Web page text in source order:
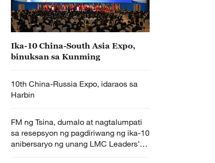
Ika-10 China-South Asia Expo,
binuksan sa Kunming
10th China-Russia Expo, idaraos sa
Harbin
FM ng Tsina, dumalo at nagtalumpati
sa resepsyon ng pagdiriwang ng ika-10
anibersaryo ng unang LMC Leaders’
Meeting